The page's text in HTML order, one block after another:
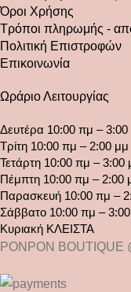
Όροι Χρήσης
Τρόποι πληρωμής -
Πολιτική Επιστροφών
Επικοινωνία
Ωράριο Λειτουργίας
Δευτέρα 10:00 πμ – 3:00
Τρίτη 10:00 πμ – 2:00 μμ
Τετάρτη 10:00 πμ – 3:00
Πέμπτη 10:00 πμ – 2:00
Παρασκευή 10:00 πμ –
Σάββατο 10:00 πμ –
Κυριακή ΚΛΕΙΣΤΑ
PONPON BOUTIQUE